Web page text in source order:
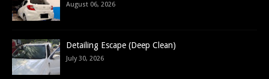
August 06, 2026
Detailing Escape (Deep Clean)
July 30, 2026